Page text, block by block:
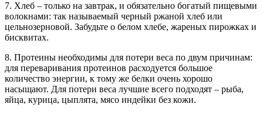
7. Хлеб – только на завтрак, и обязательно богатый пищевыми
волокнами: так называемый черный ржаной хлеб или
цельнозерновой. Забудьте о белом хлебе, жареных пирожках и
бисквитах.
8. Протеины необходимы для потери веса по двум причинам:
для переваривания протеинов расходуется большое
количество энергии, к тому же белки очень хорошо
насыщают. Для потери веса лучшие всего подходят – рыба,
яйца, курица, цыплята, мясо индейки без кожи.